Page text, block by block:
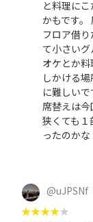
と料理に
かもです。
フロア借
て小さい
オケとか
しかける
に難しい
席替えは
狭くても
ったのか
@uJPSNf
★★★★★